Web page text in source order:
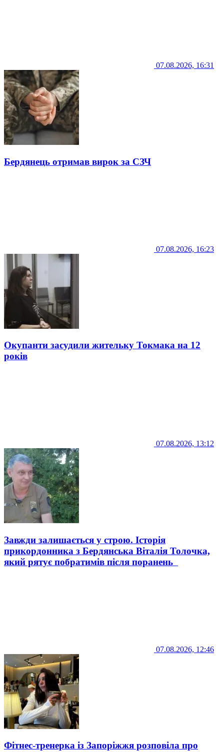
07.08.2026, 16:31
Бердянець отримав вирок за СЗЧ
07.08.2026, 16:23
Окупанти засудили жительку Токмака на 12
років
07.08.2026, 13:12
Завжди залишається у строю. Історія
прикордонника з Бердянська Віталія Толочка,
який рятує побратимів після поранень
07.08.2026, 12:46
Фітнес-тренерка із Запоріжжя розповіла про